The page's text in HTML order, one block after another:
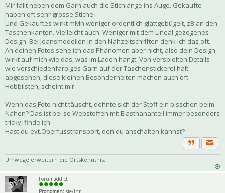
Mir fällt neben dem Garn auch die Stichlänge ins Auge. Gekaufte
haben oft sehr grosse Stiche.
Und Gekauftes wirkt mMn weniger ordentlich glattgebügelt, zB.an den
Taschenkanten. Vielleicht auch: Weniger mit dem Lineal gezogenes
Design. Bei Jeansmodellen in den Nähzeitschriften denk ich das oft..
An deinen Fotos sehe ich das Phänomen aber nicht, also dein Design
wirkt auf mich wie das, was im Laden hängt. Von verspielten Details
wie verschiedenfarbiges Garn auf der Taschenstickerei halt
abgesehen, diese kleinen Besonderheiten machen auch oft
Hobbiisten, scheint mir.
Wenn das Foto nicht täuscht, dehnte sich der Stoff ein bisschen beim
Nähen? Das ist bei so Webstoffen mit Elasthananteil immer besonders
tricky, finde ich.
Hast du evt.Oberfusstransport, den du anschalten kannst?
Zitat
Umwege erweitern die Ortskenntnis.
Forumaddict